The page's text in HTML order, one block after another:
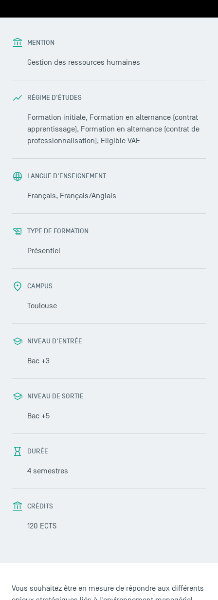
MENTION
Gestion des ressources humaines
RÉGIME D'ÉTUDES
Formation initiale, Formation en alternance (contrat
apprentissage), Formation en alternance (contrat de
professionnalisation), Eligible VAE
LANGUE D'ENSEIGNEMENT
Français, Français/Anglais
TYPE DE FORMATION
Présentiel
CAMPUS
Toulouse
NIVEAU D'ENTRÉE
Bac +3
NIVEAU DE SORTIE
Bac +5
DURÉE
4 semestres
CRÉDITS
120 ECTS
Vous souhaitez être en mesure de répondre aux différents